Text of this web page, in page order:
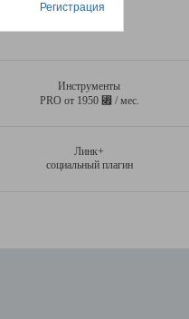
Инструменты
PRO от 1950 ⃏ / мес.
Линк+
социальный плагин
Регистрация